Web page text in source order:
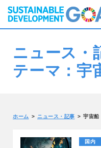
ニュース・
テーマ：宇
ホーム ニュース・記事 宇宙船
国内